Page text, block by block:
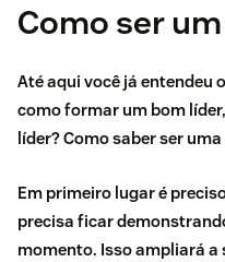
Como ser
Até aqui você já entendeu
como formar um bom
líder? Como saber ser
Em primeiro lugar é
precisa ficar
momento. Isso ampliará a